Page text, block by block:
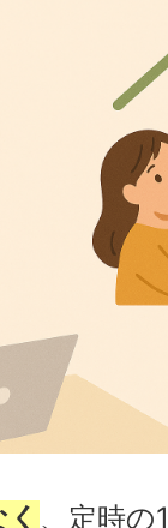
、定時の